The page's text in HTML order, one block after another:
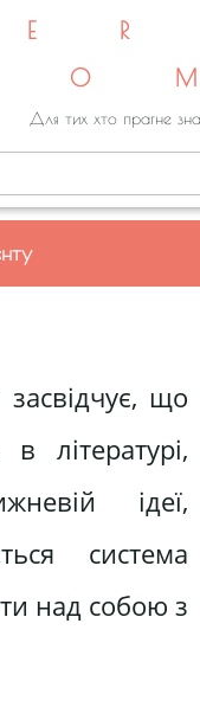
Для тих хто прагне
що
літературі,
ідеї,
система
над собою з